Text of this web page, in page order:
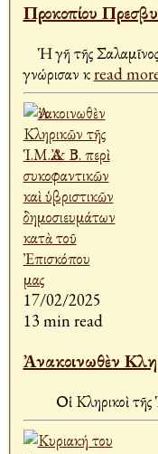
Προκοπίου
Ἡ γῆ τῆς Σαλαμῖνος
γνώρισαν κread
17/02/2025
13 min read
Ἀνακοινωθὲν
Οἱ Κληρικοὶ τῆς